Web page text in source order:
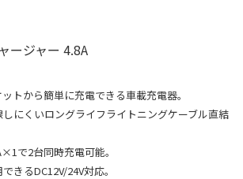
ージャー 4.8A
トから簡単に充電できる車載充電器。
にくいロングライフライトニングケーブル直結
で2台同時充電可能。
きるDC12V/24V対応。